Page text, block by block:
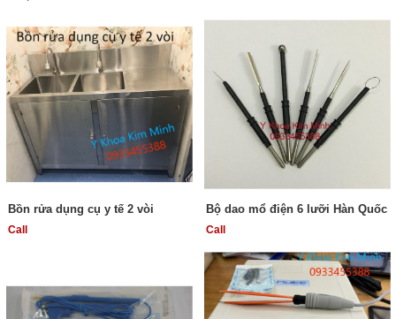
Bồn rửa dụng cụ y tế 2 vòi
Call
Bộ dao mổ điện 6 lưỡi Hàn Quốc
Call